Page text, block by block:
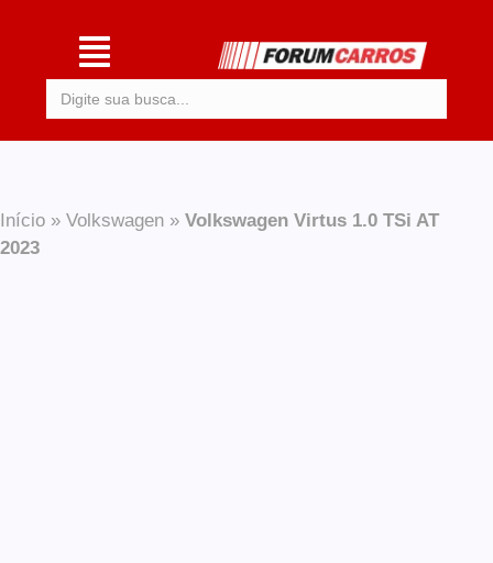
Início » Volkswagen » Volkswagen Virtus 1.0 TSi AT
2023